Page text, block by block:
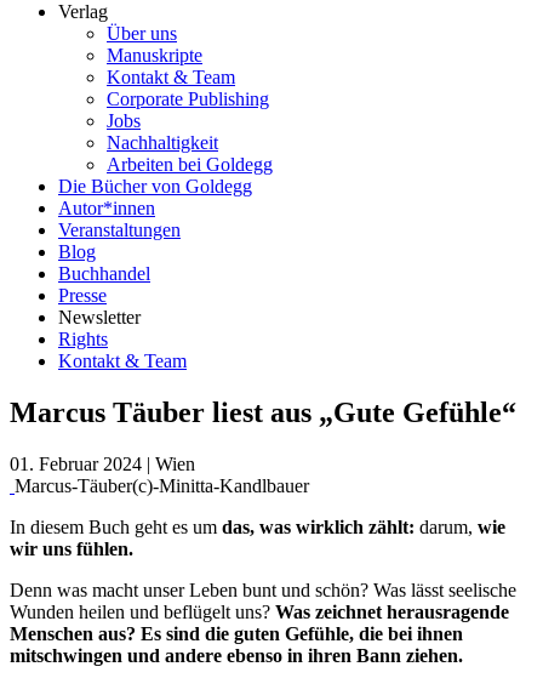
Verlag
Über uns
Manuskripte
Kontakt & Team
Corporate Publishing
Jobs
Nachhaltigkeit
Arbeiten bei Goldegg
Die Bücher von Goldegg
Autor*innen
Veranstaltungen
Blog
Buchhandel
Presse
Newsletter
Rights
Kontakt & Team
Marcus Täuber liest aus „Gute Gefühle“
01. Februar 2024 | Wien
Marcus-Täuber(c)-Minitta-Kandlbauer
In diesem Buch geht es um das, was wirklich zählt: darum, wie
wir uns fühlen.
Denn was macht unser Leben bunt und schön? Was lässt seelische
Wunden heilen und beflügelt uns? Was zeichnet herausragende
Menschen aus? Es sind die guten Gefühle, die bei ihnen
mitschwingen und andere ebenso in ihren Bann ziehen.